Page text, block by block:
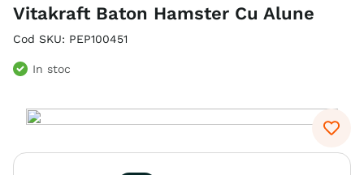
6. hrana uscata câini
Vitakraft Baton Hamster Cu Alune
Cod SKU: PEP100451
In stoc